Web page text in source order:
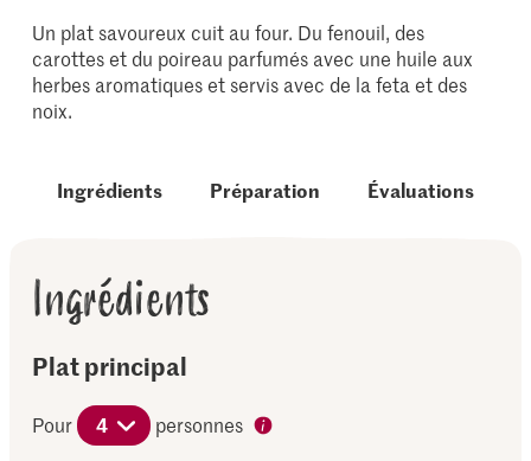
Un plat savoureux cuit au four. Du fenouil, des
carottes et du poireau parfumés avec une huile aux
herbes aromatiques et servis avec de la feta et des
noix.
Ingrédients Préparation Évaluations
Ingrédients
Plat principal
Pour 4 personnes